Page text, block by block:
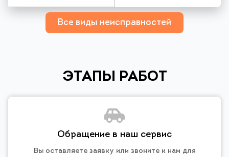
Все виды неисправностей
ЭТАПЫ РАБОТ
Обращение в наш сервис
Вы оставляете заявку или звоните к нам для